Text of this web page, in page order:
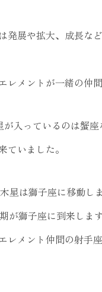
発展や拡大、成長な
レメントが一緒の仲
入っているのは蟹
ていました。
星は獅子座に移動しま
が獅子座に到来します
レメント仲間の射手